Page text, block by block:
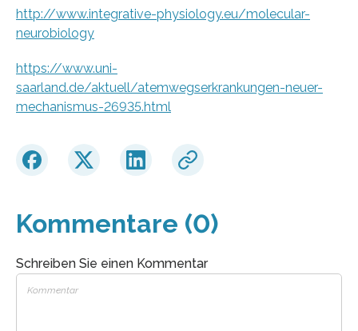
http://www.integrative-physiology.eu/molecular-
neurobiology
https://www.uni-
saarland.de/aktuell/atemwegserkrankungen-neuer-
mechanismus-26935.html
Kommentare (0)
Schreiben Sie einen Kommentar